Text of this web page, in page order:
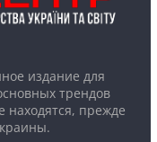
издание для
трендов
находятся, прежде